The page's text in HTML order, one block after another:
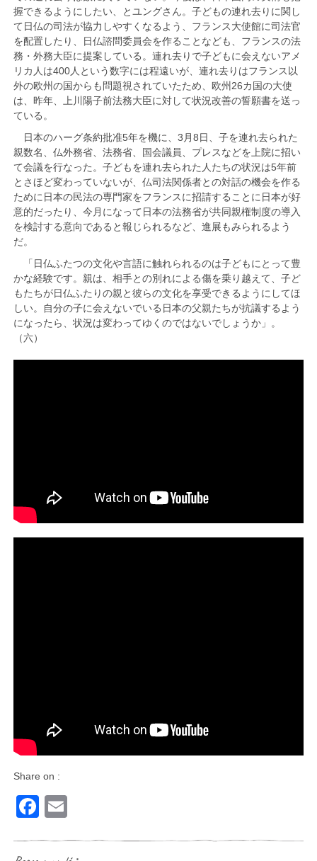
握できるようにしたい、とユングさん。子どもの連れ去りに関し
て日仏の司法が協力しやすくなるよう、フランス大使館に司法官
を配置したり、日仏諮問委員会を作ることなども、フランスの法
務・外務大臣に提案している。連れ去りで子どもに会えないアメ
リカ人は400人という数字には程遠いが、連れ去りはフランス以
外の欧州の国からも問題視されていたため、欧州26カ国の大使
は、昨年、上川陽子前法務大臣に対して状況改善の誓願書を送っ
ている。
日本のハーグ条約批准5年を機に、3月8日、子を連れ去られた
親数名、仏外務省、法務省、国会議員、プレスなどを上院に招い
て会議を行なった。子どもを連れ去られた人たちの状況は5年前
とさほど変わっていないが、仏司法関係者との対話の機会を作る
ために日本の民法の専門家をフランスに招請することに日本が好
意的だったり、今月になって日本の法務省が共同親権制度の導入
を検討する意向であると報じられるなど、進展もみられるよう
だ。
「日仏ふたつの文化や言語に触れられるのは子どもにとって豊
かな経験です。親は、相手との別れによる傷を乗り越えて、子ど
もたちが日仏ふたりの親と彼らの文化を享受できるようにしてほ
しい。自分の子に会えないでいる日本の父親たちが抗議するよう
になったら、状況は変わってゆくのではないでしょうか」。
（六）
Share on :
Facebook